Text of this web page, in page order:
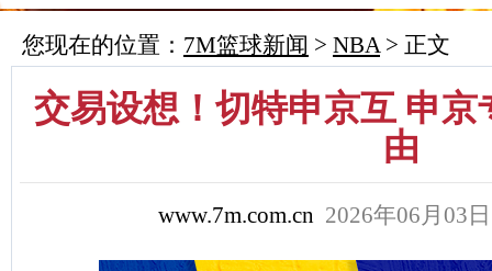
您现在的位置： 7M篮球新闻 > NBA> 正文
交易设想！切特申京互 申
由
www.7m.com.cn 2026年06月03